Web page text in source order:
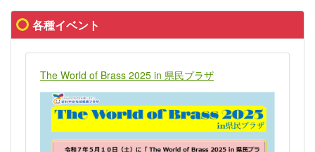
各種イベント
The World of Brass 2025 in 県民プラザ